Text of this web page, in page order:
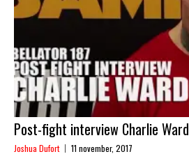
Post-fight interview Charlie Ward
Joshua Dufort 11 november, 2017